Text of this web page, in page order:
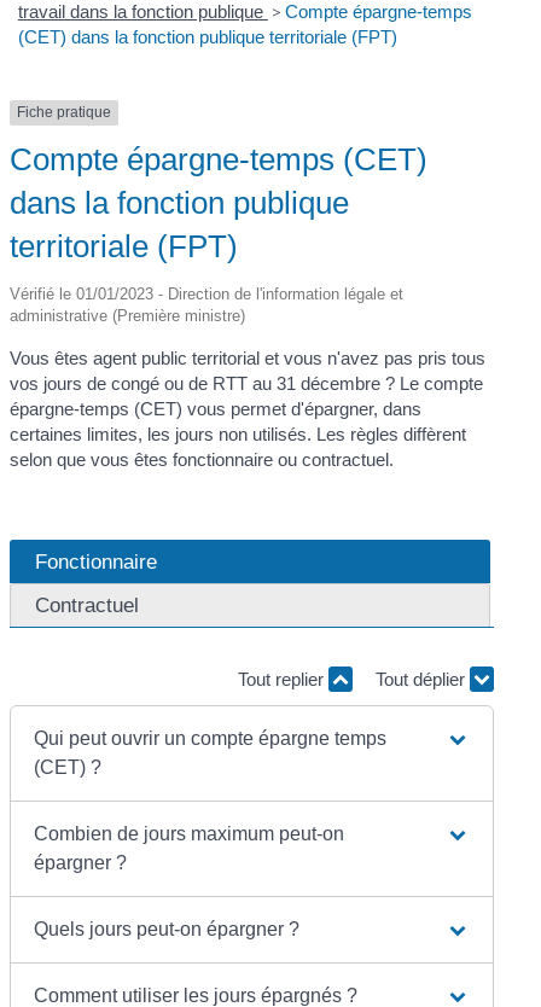
travail dans la fonction publique > Compte épargne-temps
(CET) dans la fonction publique territoriale (FPT)
Fiche pratique
Compte épargne-temps (CET)
dans la fonction publique
territoriale (FPT)
Vérifié le 01/01/2023 - Direction de l'information légale et
administrative (Première ministre)
Vous êtes agent public territorial et vous n'avez pas pris tous
vos jours de congé ou de RTT au 31 décembre ? Le compte
épargne-temps (CET) vous permet d'épargner, dans
certaines limites, les jours non utilisés. Les règles diffèrent
selon que vous êtes fonctionnaire ou contractuel.
Fonctionnaire
Contractuel
Tout replier Tout déplier
Qui peut ouvrir un compte épargne temps
(CET) ?
Combien de jours maximum peut-on
épargner ?
Quels jours peut-on épargner ?
Comment utiliser les jours épargnés ?